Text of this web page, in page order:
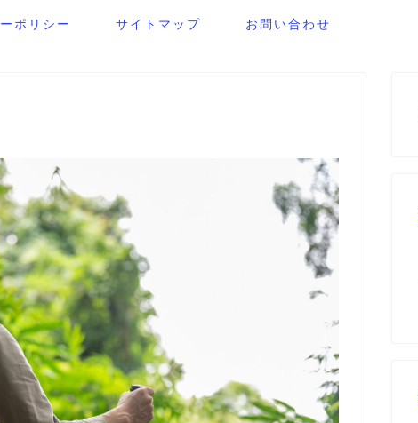
ポリシー サイトマップ お問い合わせ